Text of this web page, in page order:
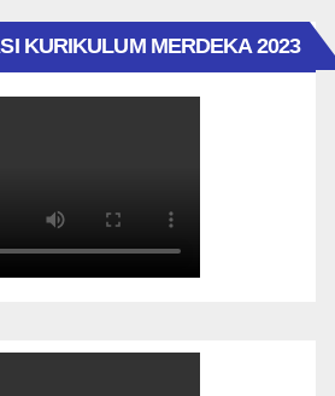
KURIKULUM MERDEKA 2023